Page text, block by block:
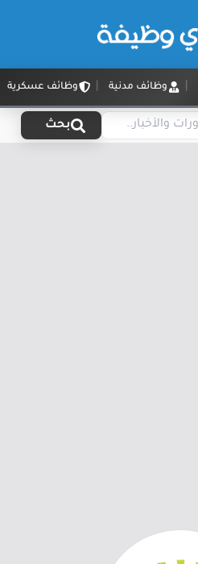
وظائف مدنية وظائف عسكرية
بحث